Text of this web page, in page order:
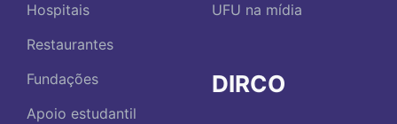
Hospitais
Restaurantes
Fundações
Apoio estudantil
UFU na mídia
DIRCO